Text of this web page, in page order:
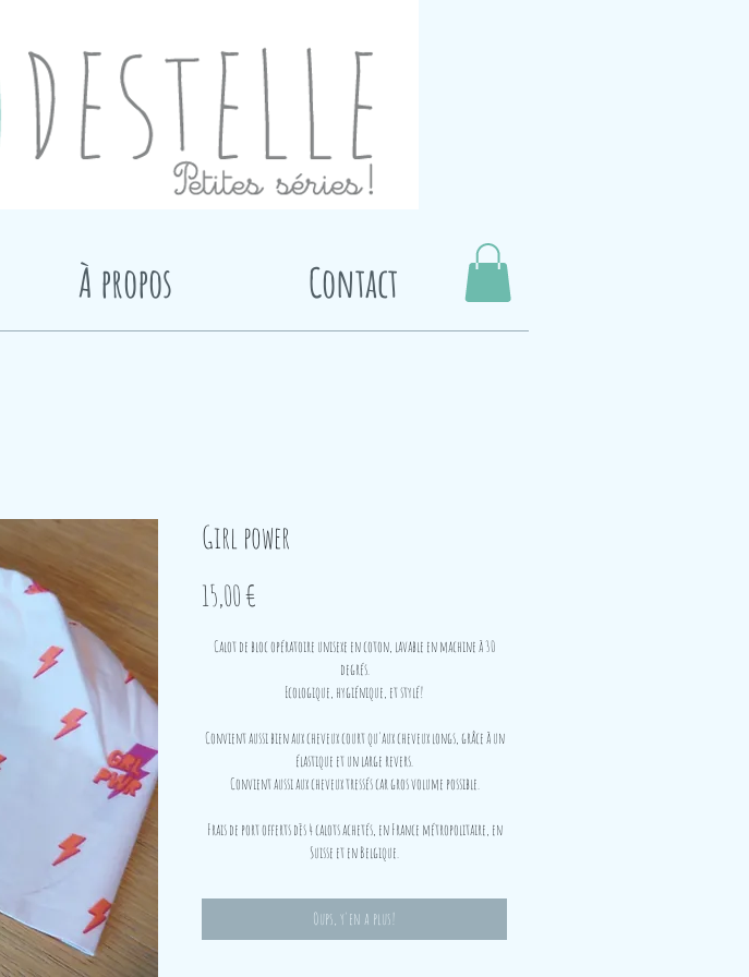
À propos Contact
Girl power
15,00 €
Calot de bloc opératoire unisexe en coton, lavable en machine à 30
degrés.
Ecologique, hygiénique, et stylé!
Convient aussi bien aux cheveux court qu'aux cheveux longs, grâce à un
élastique et un large revers.
Convient aussi aux cheveux tressés car gros volume possible.
Frais de port offerts dès 4 calots achetés, en France métropolitaire, en
Suisse et en Belgique.
Oups, y'en a plus!